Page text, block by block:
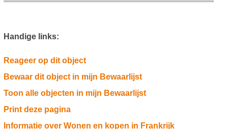
Handige links:
Reageer op dit object
Bewaar dit object in mijn Bewaarlijst
Toon alle objecten in mijn Bewaarlijst
Print deze pagina
Informatie over Wonen en kopen in Frankrijk